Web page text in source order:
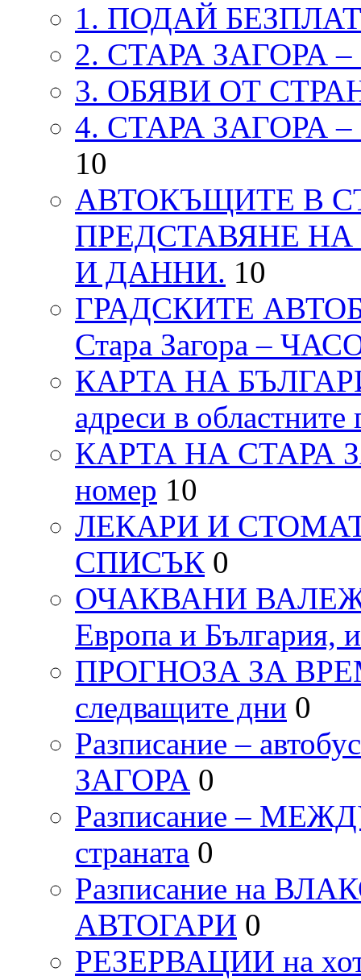
1. ПОДАЙ
2. СТАРА ЗАГОРА
3. ОБЯВИ ОТ
4. СТАРА ЗАГОРА
10
АВТОКЪЩИТЕ В
ПРЕДСТАВЯНЕ
И ДАННИ. 10
ГРАДСКИТЕ
Стара Загора –
КАРТА НА
адреси в областните
КАРТА НА СТАРА
номер 10
ЛЕКАРИ И
СПИСЪК 0
ОЧАКВАНИ ВАЛЕЖИ
Европа и България,
ПРОГНОЗА ЗА
следващите дни 0
Разписание –
ЗАГОРА 0
Разписание –
страната 0
Разписание на
АВТОГАРИ 0
РЕЗЕРВАЦИИ на